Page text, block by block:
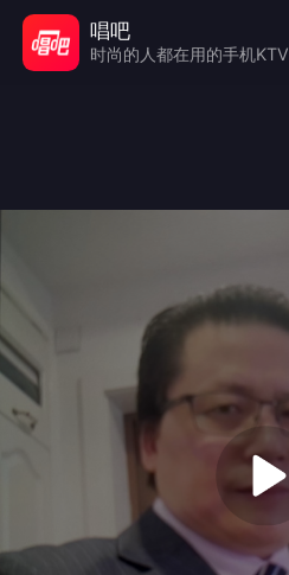
唱吧
时尚的人都在用的手机KTV